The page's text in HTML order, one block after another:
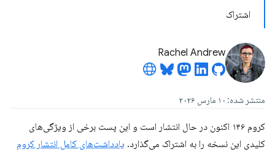
اشتراک
Rachel Andrew
منتشر شده: ۱۰ مارس ۲۰۲۶
کروم ۱۴۶ اکنون در حال انتشار است و این پست برخی از ویژگی‌های
کلیدی این نسخه را به اشتراک می‌گذارد. یادداشت‌های کامل انتشار کروم